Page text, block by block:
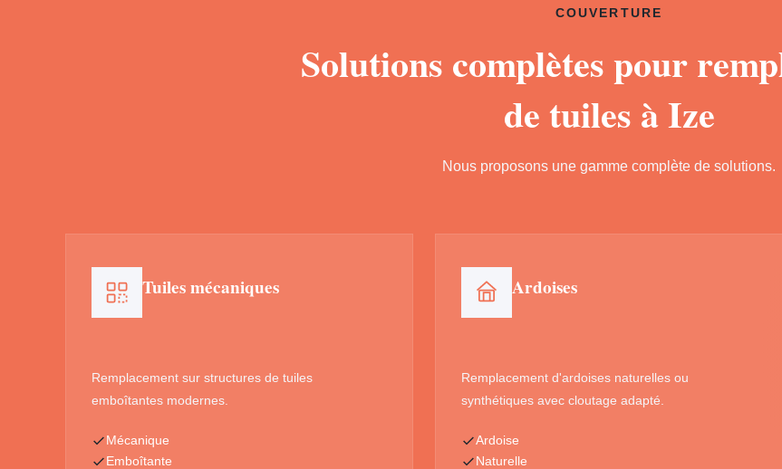
COUVERTURE
Solutions complètes pour
de tuiles à Ize
Nous proposons une gamme complète de solutions.
Tuiles mécaniques
Remplacement sur structures de tuiles
emboîtantes modernes.
Mécanique
Emboîtante
Ardoises
Remplacement d'ardoises naturelles ou
synthétiques avec cloutage adapté.
Ardoise
Naturelle